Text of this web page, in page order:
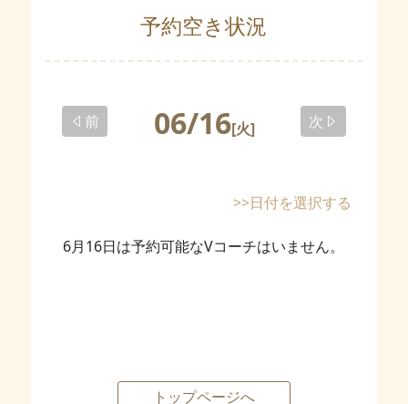
予約空き状況
前 06/16[火] 次
>>日付を選択する
6月16日は予約可能なVコーチはいません。
トップページへ